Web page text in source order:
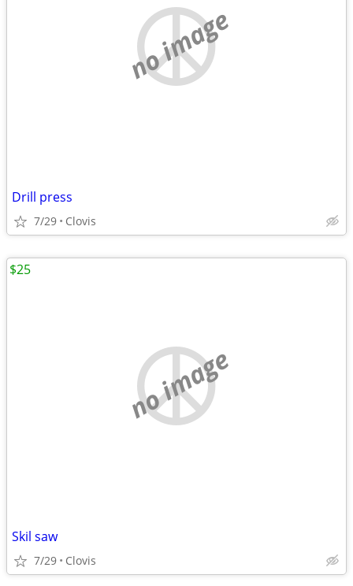
no image
Drill press
7/29 Clovis
no image
Skil saw
7/29 Clovis
$25